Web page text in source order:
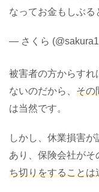
なってお金もしぶる
— さくら
被害者の方からすれ
ないのだから、 その
は当然です。
しかし、休業損害が
あり、保険会社がそ
ち切りをすることは